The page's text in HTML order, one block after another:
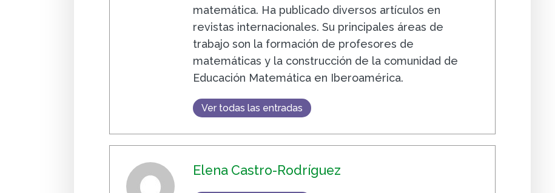
matemática. Ha publicado diversos artículos en
revistas internacionales. Su principales áreas de
trabajo son la formación de profesores de
matemáticas y la construcción de la comunidad de
Educación Matemática en Iberoamérica.
Ver todas las entradas
Elena Castro-Rodríguez